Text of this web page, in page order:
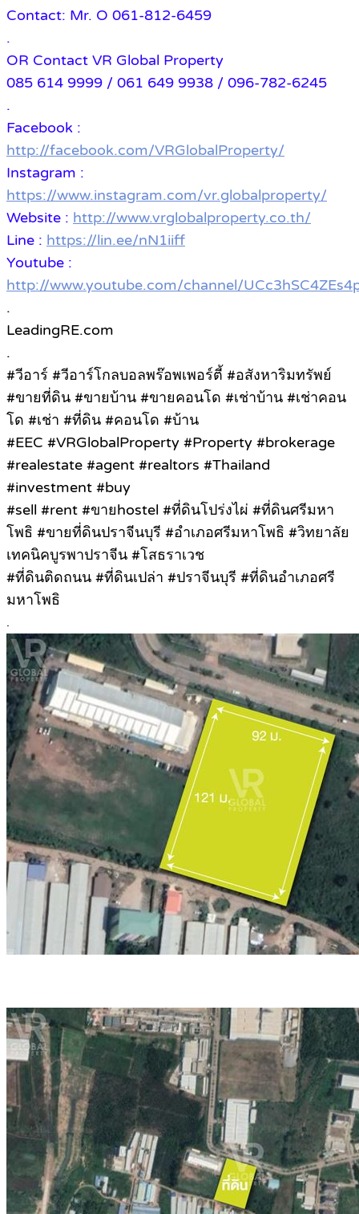
Contact: Mr. O 061-812-6459
.
OR Contact VR Global Property
085 614 9999 / 061 649 9938 / 096-782-6245
.
Facebook :
http://facebook.com/VRGlobalProperty/
Instagram :
https://www.instagram.com/vr.globalproperty/
Website : http://www.vrglobalproperty.co.th/
Line : https://lin.ee/nN1iiff
Youtube :
http://www.youtube.com/channel/
.
LeadingRE.com
.
#วีอาร์ #วีอาร์โกลบอลพร๊อพเพอร์ตี้ #อสังหาริมทรัพย์
#ขายที่ดิน #ขายบ้าน #ขายคอนโด #เช่าบ้าน #เช่าคอน
โด #เช่า #ที่ดิน #คอนโด #บ้าน
#EEC #VRGlobalProperty #Property #brokerage
#realestate #agent #realtors #Thailand
#investment #buy
#sell #rent #ขายhostel #ที่ดินโปร่งไผ่ #ที่ดินศรีมหา
โพธิ #ขายที่ดินปราจีนบุรี #อำเภอศรีมหาโพธิ #วิทยาลัย
เทคนิคบูรพาปราจีน #โสธราเวช
#ที่ดินติดถนน #ที่ดินเปล่า #ปราจีนบุรี #ที่ดินอำเภอศรี
มหาโพธิ
.